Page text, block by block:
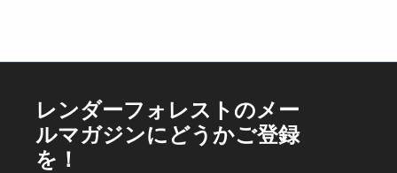
レンダーフォレストのメー
ルマガジンにどうかご登録
を！